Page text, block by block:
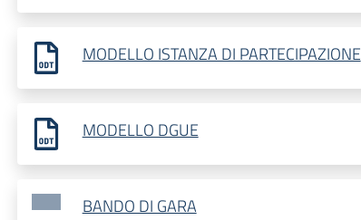
MODELLO ISTANZA DI PARTECIPAZIONE
MODELLO DGUE
BANDO DI GARA